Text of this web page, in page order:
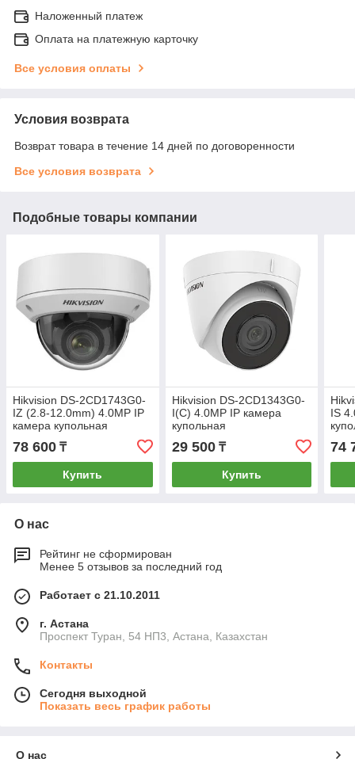
Наложенный платеж
Оплата на платежную карточку
Все условия оплаты
Условия возврата
Возврат товара в течение 14 дней по договоренности
Все условия возврата
Подобные товары компании
Hikvision DS-2CD1743G0-
IZ (2.8-12.0mm) 4.0MP IP
камера купольная
78 600 ₸
Купить
Hikvision DS-2CD1343G0-
I(C) 4.0MP IP камера
купольная
29 500₸
Купить
IS
74
О нас
Рейтинг не сформирован
Менее 5 отзывов за последний год
Работает с 21.10.2011
г. Астана
Проспект Туран, 54 НП3, Астана, Казахстан
Контакты
Сегодня выходной
Показать весь график работы
О нас